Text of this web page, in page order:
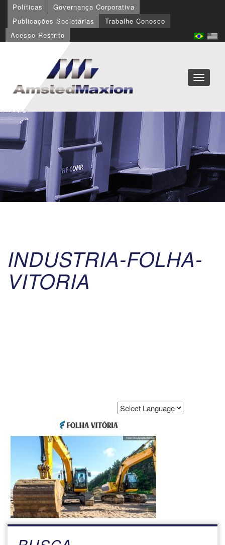
Políticas
Governança Corporativa
Publicações Societárias
Trabalhe Conosco
Acesso Restrito
INDUSTRIA-FOLHA-
VITORIA